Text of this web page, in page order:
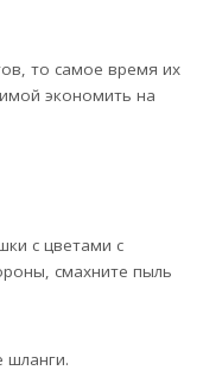
то самое время их
экономить на
с цветами с
смахните пыль
шланги.